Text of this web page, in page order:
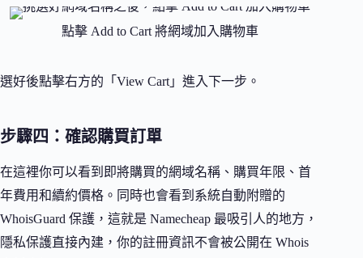
點擊 Add to Cart 將網域加入購物車
選好後點擊右方的「View Cart」進入下一步。
步驟四：確認購買訂單
在這裡你可以看到即將購買的網域名稱、購買年限、首
年費用和續約價格。同時也會看到系統自動附贈的
WhoisGuard 保護，這就是 Namecheap 最吸引人的地方，
隱私保護直接內建，你的註冊資訊不會被公開在 Whois